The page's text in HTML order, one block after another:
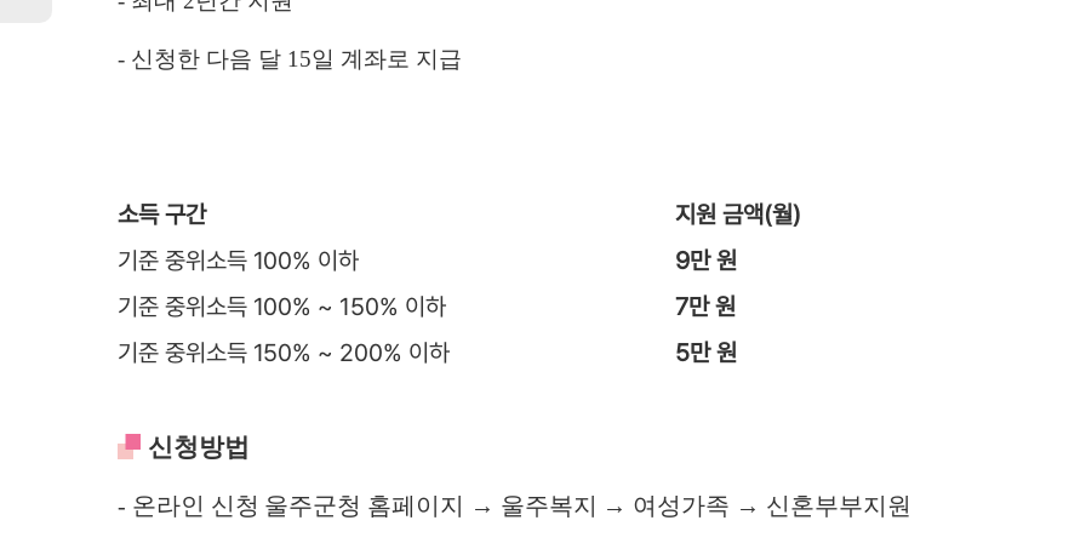
- 신청한 다음 달 15일 계좌로 지급
소득 구간
지원 금액(월)
기준 중위소득 100% 이하
9만 원
기준 중위소득 100% ~ 150% 이하
7만 원
기준 중위소득 150% ~ 200% 이하
5만 원
신청방법
- 온라인 신청 울주군청 홈페이지 → 울주복지 → 여성가족 → 신혼부부지원